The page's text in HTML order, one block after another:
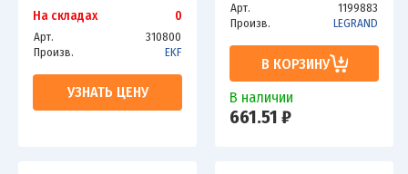
На складах 0
Арт.
310800
Произв.
EKF
УЗНАТЬ ЦЕНУ
Арт.
1199883
Произв.
LEGRAND
В КОРЗИНУ
В наличии
661.51 ₽